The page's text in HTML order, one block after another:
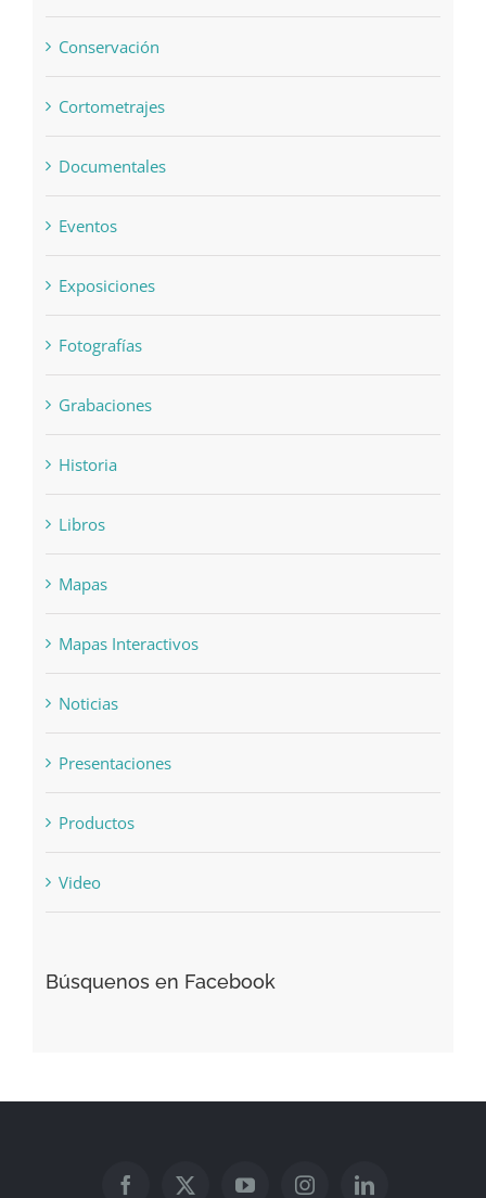
Avisos
Conservación
Cortometrajes
Documentales
Eventos
Exposiciones
Fotografías
Grabaciones
Historia
Libros
Mapas
Mapas Interactivos
Noticias
Presentaciones
Productos